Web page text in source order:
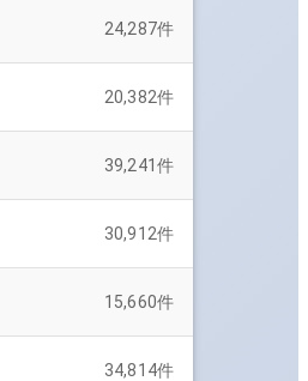
24,287件
20,382件
39,241 件
30,912件
15,660件
34,814件